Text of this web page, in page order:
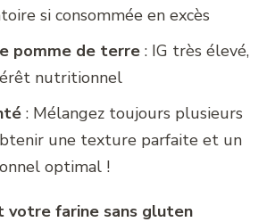
si consommée en excès
pomme de terre : IG très élevé,
nutritionnel
: Mélangez toujours plusieurs
une texture parfaite et un
optimal !
votre farine sans gluten